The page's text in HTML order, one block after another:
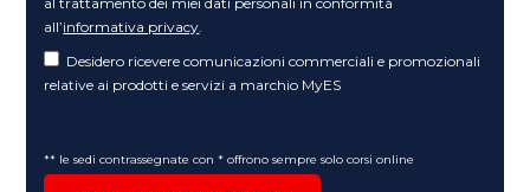
all’informativa privacy.
Desidero ricevere comunicazioni commerciali e promozionali
relative ai prodotti e servizi a marchio MyES
** le sedi contrassegnate con * offrono sempre solo corsi online